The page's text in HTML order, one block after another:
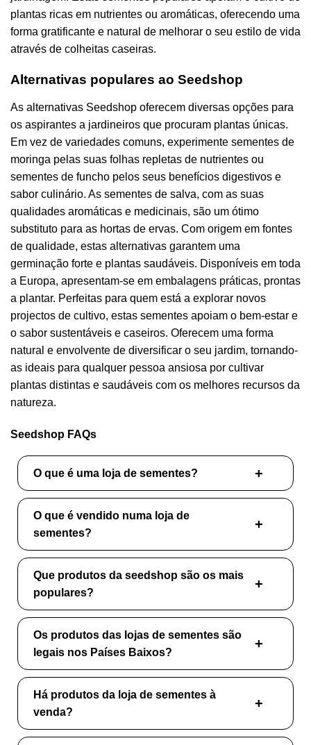
plantas ricas em nutrientes ou aromáticas, oferecendo uma
forma gratificante e natural de melhorar o seu estilo de vida
através de colheitas caseiras.
Alternativas populares ao Seedshop
As alternativas Seedshop oferecem diversas opções para
os aspirantes a jardineiros que procuram plantas únicas.
Em vez de variedades comuns, experimente sementes de
moringa pelas suas folhas repletas de nutrientes ou
sementes de funcho pelos seus benefícios digestivos e
sabor culinário. As sementes de salva, com as suas
qualidades aromáticas e medicinais, são um ótimo
substituto para as hortas de ervas. Com origem em fontes
de qualidade, estas alternativas garantem uma
germinação forte e plantas saudáveis. Disponíveis em toda
a Europa, apresentam-se em embalagens práticas, prontas
a plantar. Perfeitas para quem está a explorar novos
projectos de cultivo, estas sementes apoiam o bem-estar e
o sabor sustentáveis e caseiros. Oferecem uma forma
natural e envolvente de diversificar o seu jardim, tornando-
as ideais para qualquer pessoa ansiosa por cultivar
plantas distintas e saudáveis com os melhores recursos da
natureza.
Seedshop FAQs
O que é uma loja de sementes?
O que é vendido numa loja de
sementes?
Que produtos da seedshop são os mais
populares?
Os produtos das lojas de sementes são
legais nos Países Baixos?
Há produtos da loja de sementes à
venda?